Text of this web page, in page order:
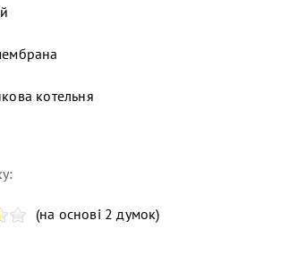
котельня
(на основі 2 думок)